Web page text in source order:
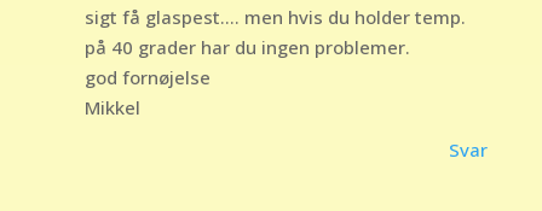
sigt få glaspest…. men hvis du holder temp.
på 40 grader har du ingen problemer.
god fornøjelse
Mikkel
Svar